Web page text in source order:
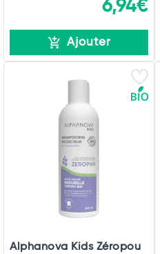
6,94€
Ajouter
Alphanova Kids Zéropou